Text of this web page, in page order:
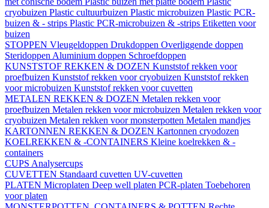
cryobuizen Plastic cultuurbuizen Plastic microbuizen Plastic PCR-
buizen & - strips Plastic PCR-microbuizen & -strips Etiketten voor
buizen
STOPPEN Vleugeldoppen Drukdoppen Overliggende doppen
Steridoppen Aluminium doppen Schroefdoppen
KUNSTSTOF REKKEN & DOZEN Kunststof rekken voor
proefbuizen Kunststof rekken voor cryobuizen Kunststof rekken
voor microbuizen Kunststof rekken voor cuvetten
METALEN REKKEN & DOZEN Metalen rekken voor
proefbuizen Metalen rekken voor microbuizen Metalen rekken voor
cryobuizen Metalen rekken voor monsterpotten Metalen mandjes
KARTONNEN REKKEN & DOZEN Kartonnen cryodozen
KOELREKKEN & -CONTAINERS Kleine koelrekken & -
containers
CUPS Analysercups
CUVETTEN Standaard cuvetten UV-cuvetten
PLATEN Microplaten Deep well platen PCR-platen Toebehoren
voor platen